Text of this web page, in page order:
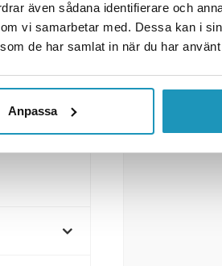
även sådana identifierare och
vi samarbetar med. Dessa kan i
de har samlat in när du har
Anpassa